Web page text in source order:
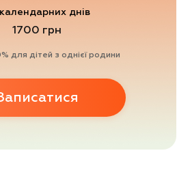
днів
1700 грн
для дітей з однієї родини